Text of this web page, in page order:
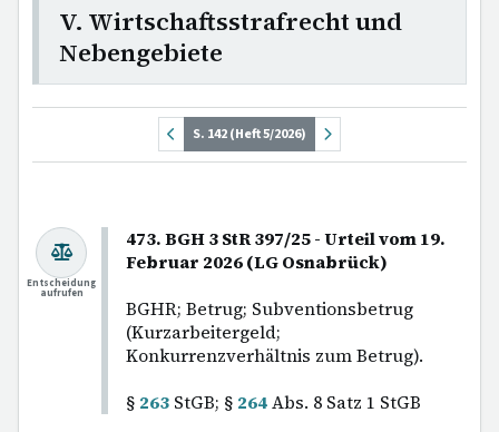
V. Wirtschaftsstrafrecht und
Nebengebiete
S. 142 (Heft 5/2026)
473. BGH 3 StR 397/25 - Urteil vom 19.
Februar 2026 (LG Osnabrück)
BGHR; Betrug; Subventionsbetrug
(Kurzarbeitergeld;
Konkurrenzverhältnis zum Betrug).
§ 263 StGB; § 264Abs. 8 Satz 1 StGB
Entscheidung
aufrufen